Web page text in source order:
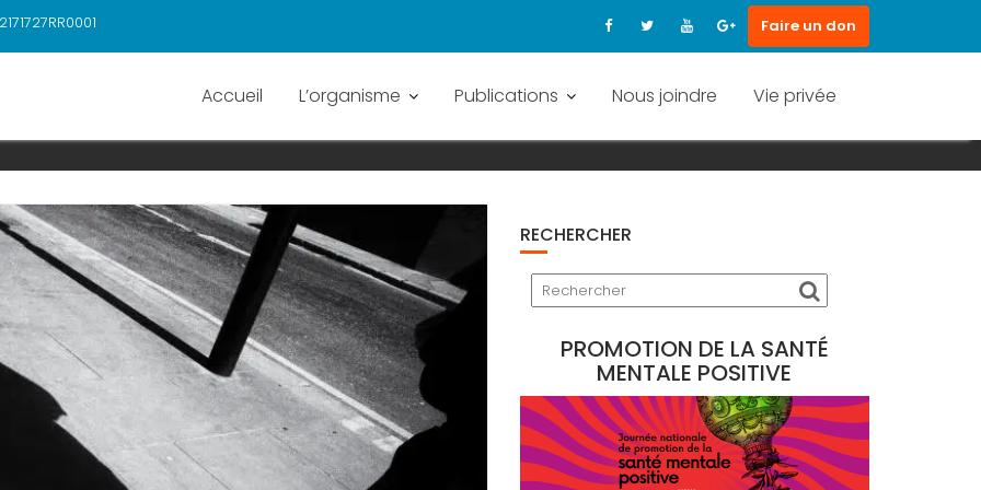
Faire un don
Accueil L’organisme Publications Nous joindre Vie privée
RECHERCHER
PROMOTION DE LA SANTÉ
MENTALE POSITIVE